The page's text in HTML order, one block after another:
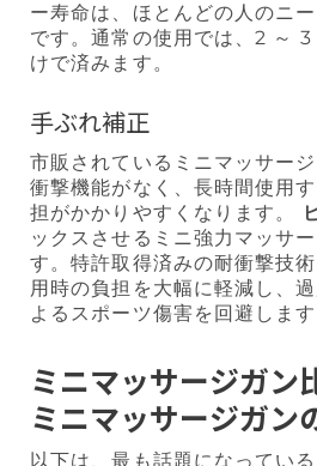
ー寿命は、ほとんどの人のニ
です。通常の使用では、2 ～
けで済みます。
手ぶれ補正
市販されているミニマッサー
衝撃機能がなく、長時間使用
担がかかりやすくなります。
ックスさせるミニ強力マッサ
す。特許取得済みの耐衝撃技
用時の負担を大幅に軽減し、
よるスポーツ傷害を回避します
ミニマッサージガン
ミニマッサージガン
以下は、最も話題になってい